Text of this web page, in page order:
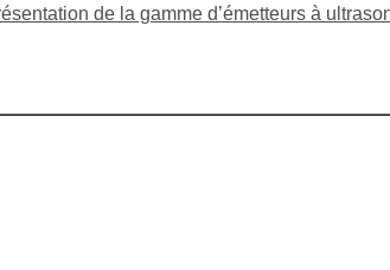
de la gamme d’émetteurs à